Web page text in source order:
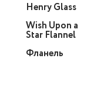
Henry Glass
Wish Upon a
Star Flannel
Фланель